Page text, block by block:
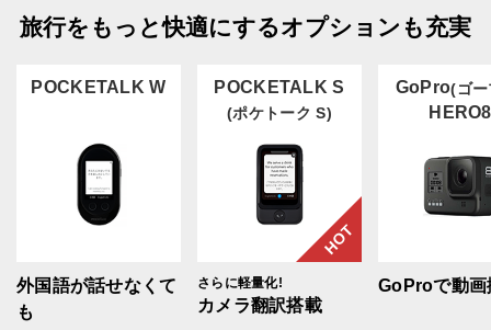
旅行をもっと快適にするオプションも充実
POCKETALK W
外国語が話せなくて
も
POCKETALK S
(ポケトーク S)
HOT
さらに軽量化!
カメラ翻訳搭載
GoPro(ゴ
HERO8
GoProで動画